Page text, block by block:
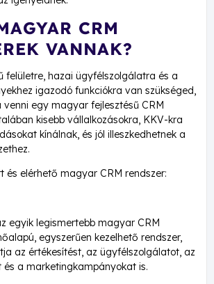
CRM
VANNAK?
felületre, hazai ügyfélszolgálatra és a
igazodó funkciókra van szükséged,
venni egy magyar fejlesztésű CRM
kisebb vállalkozásokra, KKV-kra
kínálnak, és jól illeszkedhetnek a
és elérhető magyar CRM rendszer:
egyik legismertebb magyar CRM
egyszerűen kezelhető rendszer,
az értékesítést, az ügyfélszolgálatot, az
a marketingkampányokat is.